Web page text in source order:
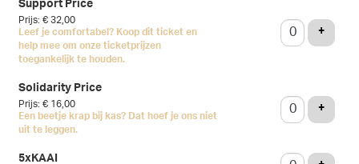
Support Price
Prijs: € 32,00
Leef je comfortabel? Koop dit ticket en
help mee om onze ticketprijzen
toegankelijk te houden.
+
Solidarity Price
Prijs: € 16,00
Een beetje krap bij kas? Dat hoef je ons niet
uit te leggen.
+